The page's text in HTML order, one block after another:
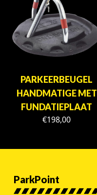
PARKEERBEUGEL
HANDMATIGE MET
FUNDATIEPLAAT
€198,00
ParkPoint